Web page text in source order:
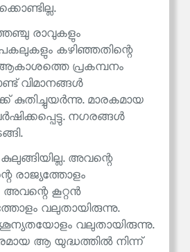
രാവുകളും
കഴിഞ്ഞതിന്റെ
ആകാശത്തെ പ്രകമ്പനം
വിമാനങ്ങൾ
കുതിച്ചുയർന്നു. മാരകമായ
നഗരങ്ങൾ
അവന്റെ
രാജ്യത്തോളം
കൂറ്റൻ
വലുതായിരുന്നു.
വലുതായിരുന്നു.
ആ യുദ്ധത്തിൽ നിന്ന്